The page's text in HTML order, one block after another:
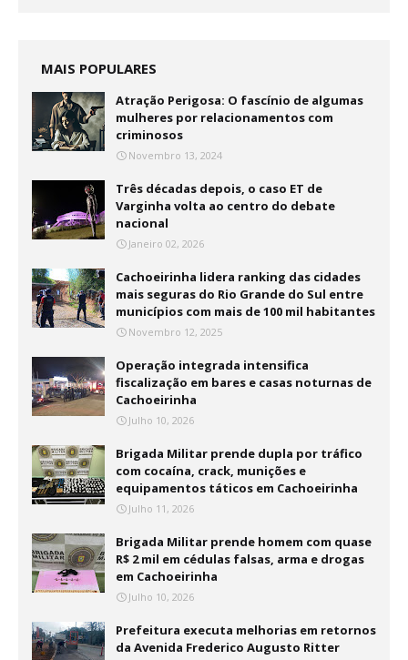
MAIS POPULARES
Atração Perigosa: O fascínio de algumas
mulheres por relacionamentos com
criminosos
Novembro 13, 2024
Três décadas depois, o caso ET de
Varginha volta ao centro do debate
nacional
Janeiro 02, 2026
Cachoeirinha lidera ranking das cidades
mais seguras do Rio Grande do Sul entre
municípios com mais de 100 mil habitantes
Novembro 12, 2025
Operação integrada intensifica
fiscalização em bares e casas noturnas de
Cachoeirinha
Julho 10, 2026
Brigada Militar prende dupla por tráfico
com cocaína, crack, munições e
equipamentos táticos em Cachoeirinha
Julho 11, 2026
Brigada Militar prende homem com quase
R$ 2 mil em cédulas falsas, arma e drogas
em Cachoeirinha
Julho 10, 2026
Prefeitura executa melhorias em retornos
da Avenida Frederico Augusto Ritter